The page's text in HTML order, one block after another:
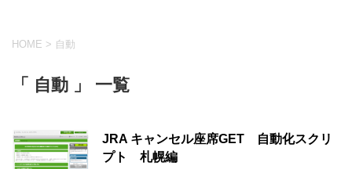
HOME > 自動
「 自動 」 一覧
JRA キャンセル座席GET 自動化スクリ
プト 札幌編